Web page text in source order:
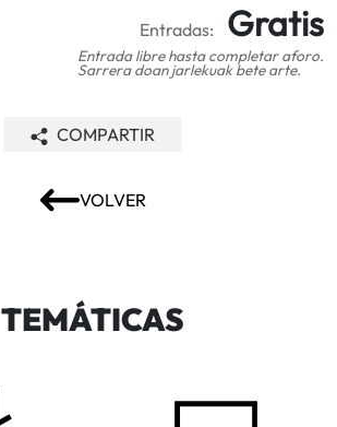
Entradas: Gratis
Entrada libre hasta completar aforo.
Sarrera doan jarlekuak bete arte.
VOLVER
COMPARTIR
TEMÁTICAS